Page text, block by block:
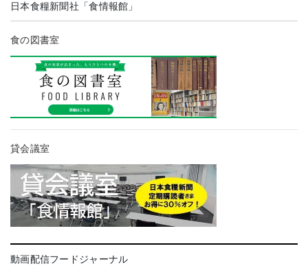
日本食糧新聞社「食情報館」
食の図書室
貸会議室
動画配信フードジャーナル